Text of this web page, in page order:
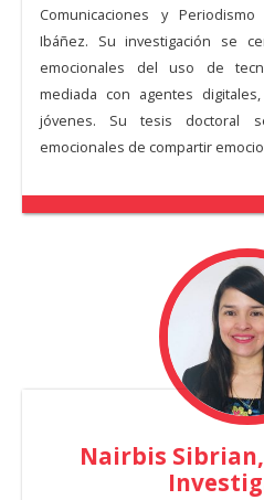
Comunicaciones y
Ibáñez. Su investigación se
emocionales del uso de
mediada con agentes
jóvenes. Su tesis doctoral
emocionales de compartir
Nairbis Sibrian